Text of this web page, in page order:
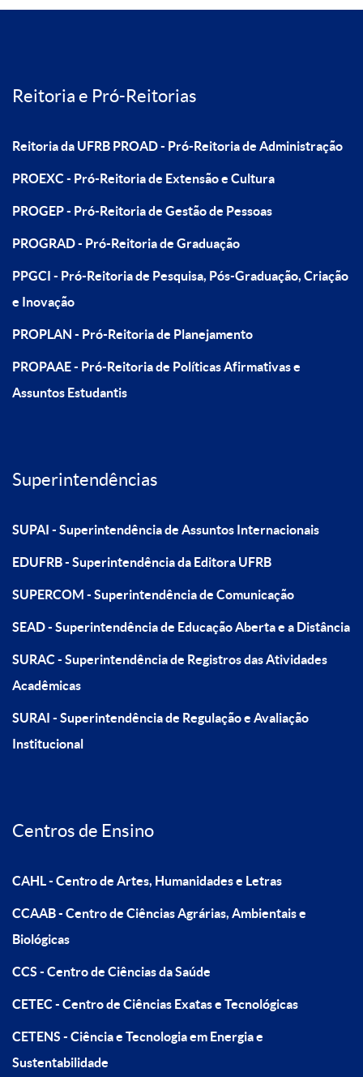
Reitoria e Pró-Reitorias
Reitoria da UFRB PROAD - Pró-Reitoria de Administração
PROEXC - Pró-Reitoria de Extensão e Cultura
PROGEP - Pró-Reitoria de Gestão de Pessoas
PROGRAD - Pró-Reitoria de Graduação
PPGCI - Pró-Reitoria de Pesquisa, Pós-Graduação, Criação
e Inovação
PROPLAN - Pró-Reitoria de Planejamento
PROPAAE - Pró-Reitoria de Políticas Afirmativas e
Assuntos Estudantis
Superintendências
SUPAI - Superintendência de Assuntos Internacionais
EDUFRB - Superintendência da Editora UFRB
SUPERCOM - Superintendência de Comunicação
SEAD - Superintendência de Educação Aberta e a Distância
SURAC - Superintendência de Registros das Atividades
Acadêmicas
SURAI - Superintendência de Regulação e Avaliação
Institucional
Centros de Ensino
CAHL - Centro de Artes, Humanidades e Letras
CCAAB - Centro de Ciências Agrárias, Ambientais e
Biológicas
CCS - Centro de Ciências da Saúde
CETEC - Centro de Ciências Exatas e Tecnológicas
CETENS - Ciência e Tecnologia em Energia e
Sustentabilidade